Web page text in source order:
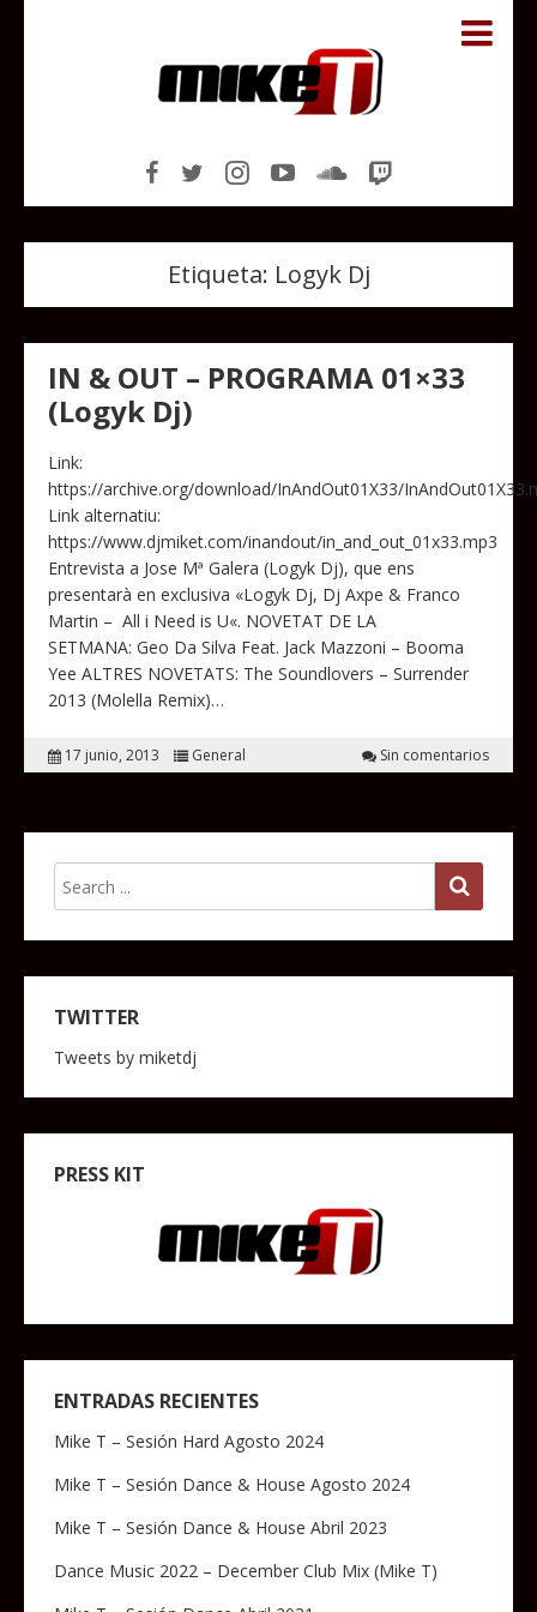
Etiqueta: Logyk Dj
IN & OUT – PROGRAMA 01×33
(Logyk Dj)
Link:
https://archive.org/download/InAndOut01X33/
Link alternatiu:
https://www.djmiket.com/inandout/in_and_out_01x33.mp3
Entrevista a Jose Mª Galera (Logyk Dj), que ens
presentarà en exclusiva «Logyk Dj, Dj Axpe & Franco
Martin – All i Need is U«. NOVETAT DE LA
SETMANA: Geo Da Silva Feat. Jack Mazzoni – Booma
Yee ALTRES NOVETATS: The Soundlovers – Surrender
2013 (Molella Remix)…
17 junio, 2013 General Sin comentarios
TWITTER
Tweets by miketdj
PRESS KIT
ENTRADAS RECIENTES
Mike T – Sesión Hard Agosto 2024
Mike T – Sesión Dance & House Agosto 2024
Mike T – Sesión Dance & House Abril 2023
Dance Music 2022 – December Club Mix (Mike T)